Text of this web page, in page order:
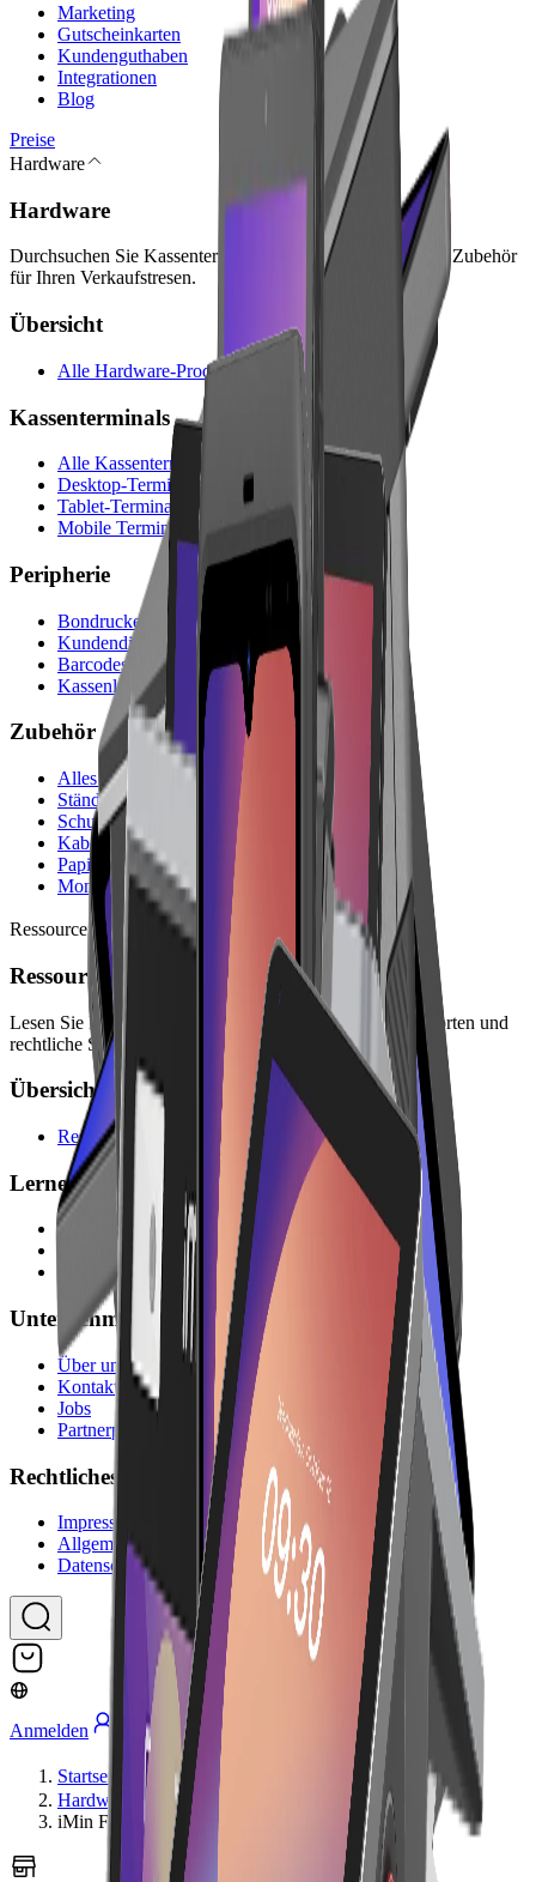
Marketing
Gutscheinkarten
Kundenguthaben
Integrationen
Blog
Preise
Hardware
Hardware
Durchsuchen Sie Kassenterminals, Kassen-Peripherie und Zubehör
für Ihren Verkaufstresen.
Übersicht
Alle Hardware-Produkte
Kassenterminals
Alle Kassenterminals
Desktop-Terminals
Tablet-Terminals
Mobile Terminals
Peripherie
Bondrucker
Kundendisplays
Barcodescanner
Kassenladen
Zubehör
Alles Zubehör
Ständer & Halterungen
Schutzhüllen
Kabel & Ladegeräte
Papierrollen
Montage-Sets
Ressourcen
Ressourcen
Lesen Sie Leitfäden, Unternehmensinformationen, Antworten und
rechtliche Seiten für die Planung mit Lonio.
Übersicht
Ressourcen
Lernen
Blog
Handbuch
Unternehmen
Über uns
Kontakt
Jobs
Partnerprogramm
Rechtliches
Impressum
Allgemeine Geschäftsbedingungen
Datenschutzerklärung
Anmelden
Startseite
Hardware
iMin Falcon 2 – Drucker Dock 80 mm